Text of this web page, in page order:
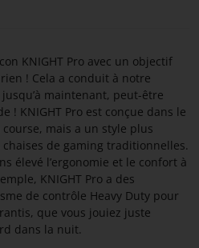
KNIGHT Pro avec un objectif
! Cela a conduit à notre
maintenant, peut-être
! KNIGHT Pro est conçue dans le
mais a un style plus
de gaming traditionnelles.
élevé l’ergonomie et le confort à
KNIGHT Pro a des
de contrôle Heavy Duty pour
que vous jouiez juste
dans la nuit.